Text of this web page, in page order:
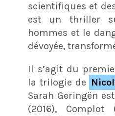
scientifiques et
est un thriller
hommes et le
dévoyée,
Il s’agit du
la trilogie de
Sarah Geringën
(2016), Complot